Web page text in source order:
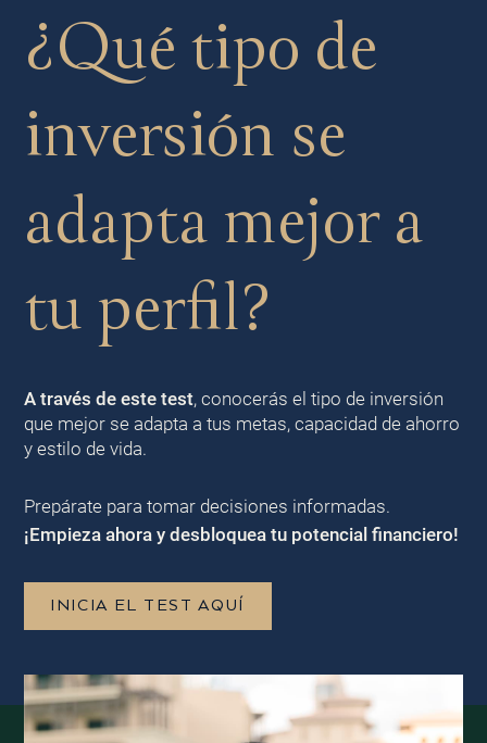
¿Qué tipo de
inversión se
adapta mejor a
tu perfil?
A través de este test, conocerás el tipo de inversión
que mejor se adapta a tus metas, capacidad de ahorro
y estilo de vida.
Prepárate para tomar decisiones informadas.
¡Empieza ahora y desbloquea tu potencial financiero!
INICIA EL TEST AQUÍ